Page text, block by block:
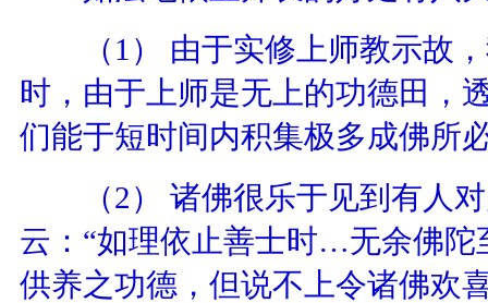
（1 ）
由于实修上师教示故
时，由于上师是无上的功德田，
们能于短时间内积集极多成佛所
（2）
诸佛很乐于见到有人
云：“如理依止善士时…无余佛陀
供养之功德，但说不上令诸佛欢